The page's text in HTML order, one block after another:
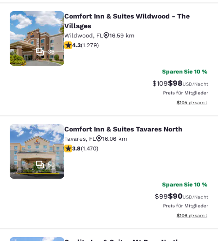
Comfort Inn & Suites Wildwood -
36
Comfort Inn & Suites Wildwood - The
Villages
Wildwood, FL
16.59 km
4.32-Sterne-Bewertung. Hervorragend. 1279
4.3(1.279)
Sparen Sie 10 %
Durchgestrichener
$109Vergünstigter
$98USD/Nacht
Preis für Mitglieder
Geschätzte
$105 gesamt
Comfort Inn & Suites Tavares North
50
Comfort Inn & Suites Tavares North
Tavares, FL
16.06 km
3.81-Sterne-Bewertung. Gut. 1470 Bewertungen
3.8(1.470)
Sparen Sie 10 %
Durchgestrichener
$99Vergünstigter
$90USD/Nacht
Preis für Mitglieder
Geschätzte
$106 gesamt